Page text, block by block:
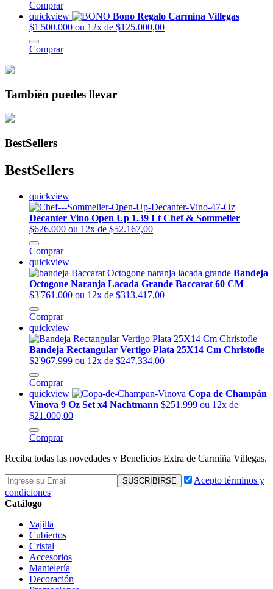
Comprar
quickview
Bono Regalo Carmina Villegas
$1'500.000 ou 12x de $125.000,00
Comprar
También puedes llevar
BestSellers
BestSellers
quickview
Decanter Vino Open Up 1.39 Lt Chef & Sommelier
$626.000 ou 12x de $52.167,00
Comprar
quickview
Bandeja
Octogone Naranja Lacada Grande Baccarat 60 CM
$3'761.000 ou 12x de $313.417,00
Comprar
quickview
Bandeja Rectangular Vertigo Plata 25X14 Cm Christofle
$2'967.999 ou 12x de $247.334,00
Comprar
quickview
Copa de Champán
Vinova 9 Oz Set x4 Nachtmann $251.999 ou 12x de
$21.000,00
Comprar
Reciba todas las novedades y Beneficios Extra de Carmiña Villegas.
Acepto términos y
condiciones
Catálogo
Vajilla
Cubiertos
Cristal
Accesorios
Mantelería
Decoración